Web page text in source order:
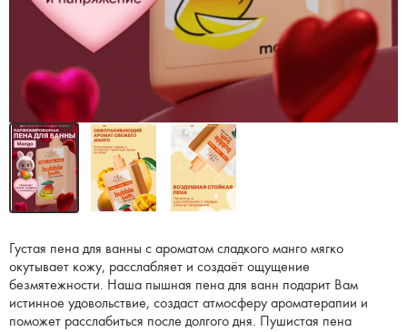
Густая пена для ванны с ароматом сладкого манго мягко
окутывает кожу, расслабляет и создаёт ощущение
безмятежности. Наша пышная пена для ванн подарит Вам
истинное удовольствие, создаст атмосферу ароматерапии и
поможет расслабиться после долгого дня. Пушистая пена